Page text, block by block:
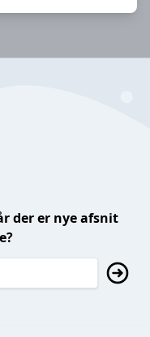
der er nye afsnit